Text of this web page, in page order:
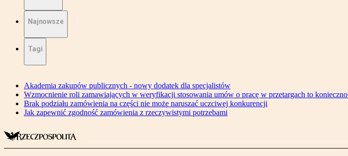
Najnowsze
Tagi
Akademia zakupów publicznych - nowy dodatek dla specjalistów
Wzmocnienie roli zamawiających w weryfikacji stosowania umów o pracę w przetargach to
Brak podziału zamówienia na części nie może naruszać uczciwej konkurencji
Jak zapewnić zgodność zamówienia z rzeczywistymi potrzebami